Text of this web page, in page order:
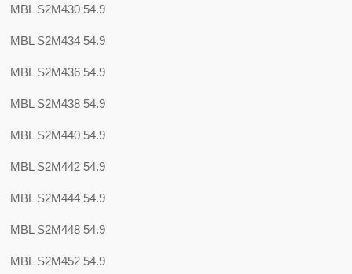
MBL S2M430 54.9
MBL S2M434 54.9
MBL S2M436 54.9
MBL S2M438 54.9
MBL S2M440 54.9
MBL S2M442 54.9
MBL S2M444 54.9
MBL S2M448 54.9
MBL S2M452 54.9